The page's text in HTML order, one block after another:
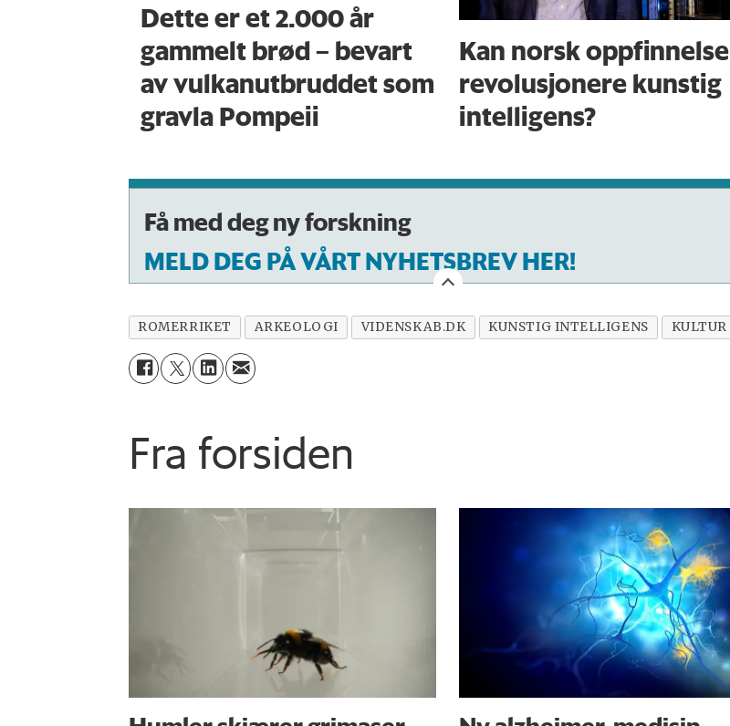
Dette er et 2.000 år
gammelt brød – bevart
av vulkanutbruddet som
gravla Pompeii
Kan norsk oppfinnelse
revolusjonere kunstig
intelligens?
Få med deg ny forskning
MELD DEG PÅ VÅRT NYHETSBREV HER!
ROMERRIKET ARKEOLOGI VIDENSKAB.DK KUNSTIG INTELLIGENS KULTUR
Fra forsiden